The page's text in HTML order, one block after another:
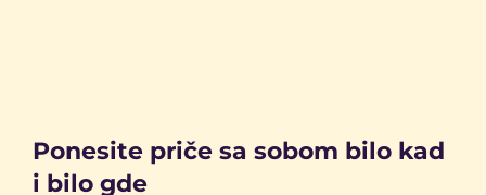
Ponesite priče sa sobom bilo kad
i bilo gde